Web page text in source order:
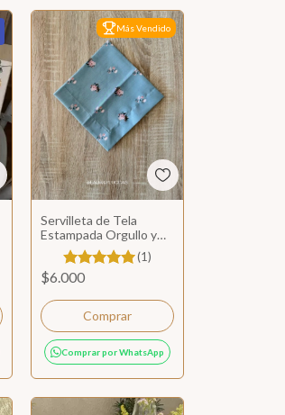
Más Vendido
Servilleta de Tela
Estampada Orgullo y
Prejuicio color verde
(1)
$6.000
Comprar por WhatsApp